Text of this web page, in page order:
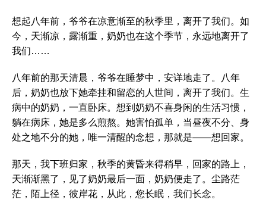
想起八年前，爷爷在凉意渐至的秋季里，离开了我们。如
今，天渐凉，露渐重，奶奶也在这个季节，永远地离开了
我们……
八年前的那天清晨，爷爷在睡梦中，安详地走了。八年
后，奶奶也放下她牵挂和留恋的人世间，离开了我们。生
病中的奶奶，一直卧床。想到奶奶不喜身闲的生活习惯，
躺在病床，她是多么煎熬。她害怕孤单，当昼夜不分、身
处之地不分的她，唯一清醒的念想，那就是——想回家。
那天，我下班归家，秋季的黄昏来得稍早，回家的路上，
天渐渐黑了，见了奶奶最后一面，奶奶便走了。尘路茫
茫，陌上径，彼岸花，从此，您长眠，我们长念。